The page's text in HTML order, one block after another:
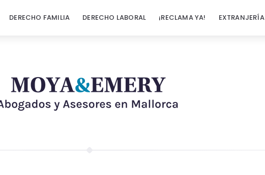
DERECHO FAMILIA DERECHO LABORAL ¡RECLAMA YA! EXTRANJERÍA